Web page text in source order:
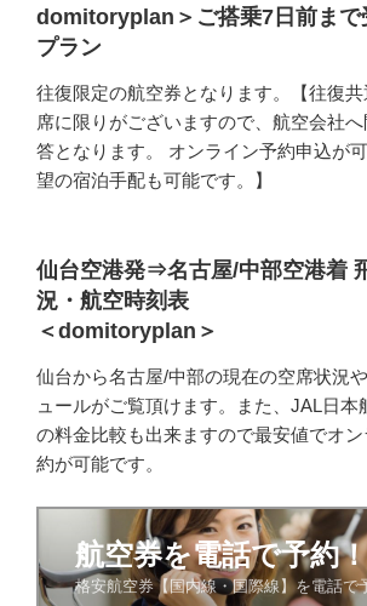
domitoryplan＞ご搭乗7日前まで
プラン
往復限定の航空券となります。【往復共
席に限りがございますので、航空会社
答となります。 オンライン予約申込が
望の宿泊手配も可能です。】
仙台空港発⇒名古屋/中部空港着
況・航空時刻表
＜domitoryplan＞
仙台から名古屋/中部の現在の空席状況
ュールがご覧頂けます。また、JAL日本
の料金比較も出来ますので最安値でオ
約が可能です。